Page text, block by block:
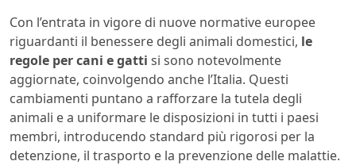
Con l’entrata in vigore di nuove normative europee
riguardanti il benessere degli animali domestici, le
regole per cani e gatti si sono notevolmente
aggiornate, coinvolgendo anche l’Italia. Questi
cambiamenti puntano a rafforzare la tutela degli
animali e a uniformare le disposizioni in tutti i paesi
membri, introducendo standard più rigorosi per la
detenzione, il trasporto e la prevenzione delle malattie.